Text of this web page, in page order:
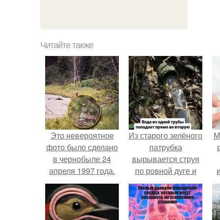
Читайте также
Это невероятное
фото было сделано
в чернобыле 24
апреля 1997 года.
Из старого зелёного
патрубка
вырывается струя
по ровной дуге и
точно попадает в
отверстие нижней
трубы.